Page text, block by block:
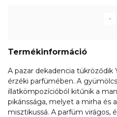
Termékinformáció
A pazar dekadencia tükröződik
érzéki parfümében. A
illatkömpozícióból kitűnik a
pikánssága, melyet a mirha és
misztikussá. A parfüm virágos,